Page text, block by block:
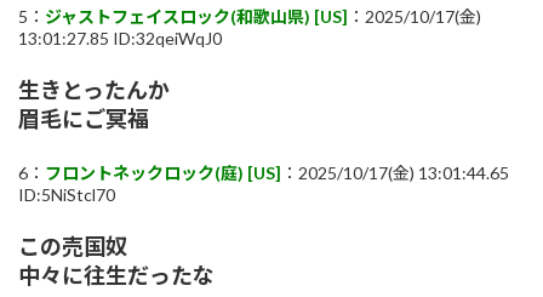
5： ジャストフェイスロック(和歌山県) [US] ：2025/10/17(金)
13:01:27.85 ID:32qeiWqJ0
生きとったんか
眉毛にご冥福
6： フロントネックロック(庭) [US] ：2025/10/17(金) 13:01:44.65
ID:5NiStcl70
この売国奴
中々に往生だったな